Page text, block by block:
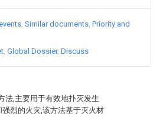
法,主要用于有效地扑灭发生
烈的火灾,该方法基于灭火材
Similar documents Priority and
Global Dossier Discuss